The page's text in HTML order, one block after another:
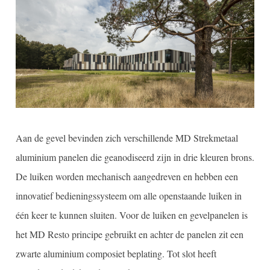
Aan de gevel bevinden zich verschillende MD Strekmetaal
aluminium panelen die geanodiseerd zijn in drie kleuren brons.
De luiken worden mechanisch aangedreven en hebben een
innovatief bedieningssysteem om alle openstaande luiken in
één keer te kunnen sluiten. Voor de luiken en gevelpanelen is
het MD Resto principe gebruikt en achter de panelen zit een
zwarte aluminium composiet beplating. Tot slot heeft